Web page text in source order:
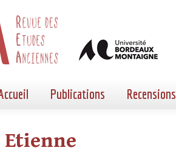
Publications Recensions